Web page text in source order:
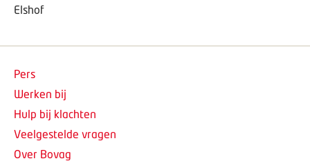
Elshof
Pers
Werken bij
Hulp bij klachten
Veelgestelde vragen
Over Bovag